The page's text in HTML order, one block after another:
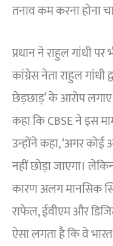
तनाव कम करना होना
प्रधान ने राहुल गांधी पर
कांग्रेस नेता राहुल गांधी
छेड़छाड़’ के आरोप लगाए
कहा कि CBSE ने इस
उन्होंने कहा, ‘अगर कोई
नहीं छोड़ा जाएगा।
कारण अलग मानसिक
राफेल, ईवीएम और
ऐसा लगता है कि वे